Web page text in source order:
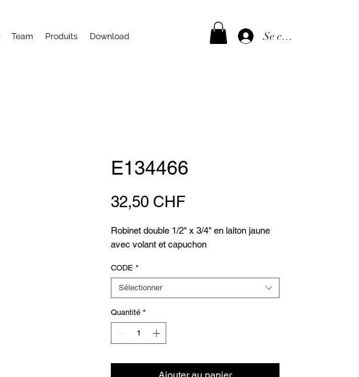
Team Produits Download Se connecter
E134466
32,50 CHFPrix
Robinet double 1/2" x 3/4" en laiton jaune
avec volant et capuchon
CODE *
Sélectionner
Quantité *
Ajouter au panier